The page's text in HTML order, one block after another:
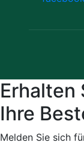
Erhalten
Ihre
Melden Sie sich